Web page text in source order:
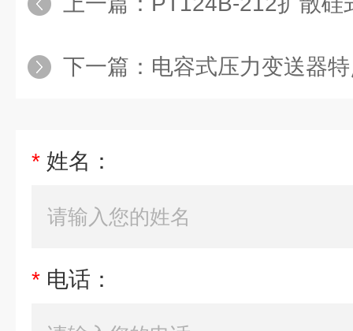
下一篇： 电容式压力变送器
* 姓名：
* 电话：